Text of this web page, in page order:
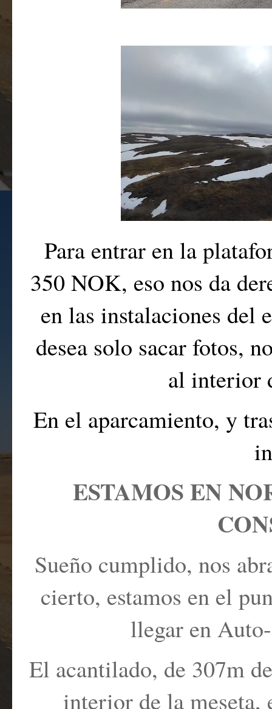
Para entrar en la
350 NOK, eso nos da
en las instalaciones del
desea solo sacar fotos,
al interior
En el aparcamiento, y
ESTAMOS EN
Sueño cumplido, nos
cierto, estamos en el
llegar en
El acantilado, de 307m
interior de la meseta,